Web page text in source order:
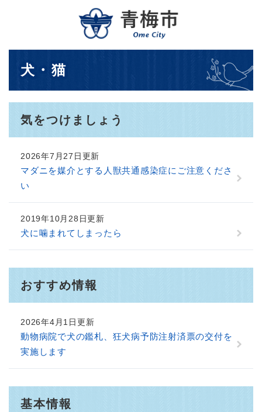
メニューを飛ばして本文へ
犬・猫
気をつけましょう
2026年7月27日更新
マダニを媒介とする人獣共通感染症にご注意くださ
い
2019年10月28日更新
犬に噛まれてしまったら
おすすめ情報
2026年4月1日更新
動物病院で犬の鑑札、狂犬病予防注射済票の交付を
実施します
基本情報